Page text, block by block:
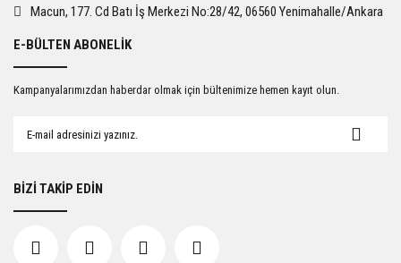
Gönder
Macun, 177. Cd Batı İş Merkezi No:28/42, 06560 Yenimahalle/Ankara
E-BÜLTEN ABONELİK
Kampanyalarımızdan haberdar olmak için bültenimize hemen kayıt olun.
BİZİ TAKİP EDİN